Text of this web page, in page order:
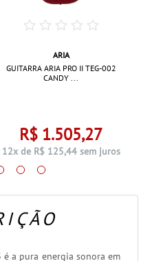
ARIA
GUITARRA ARIA PRO II TEG-002
CANDY ...
R$ 1.505,27
12x de R$ 125,44 sem juros
é a pura energia sonora em